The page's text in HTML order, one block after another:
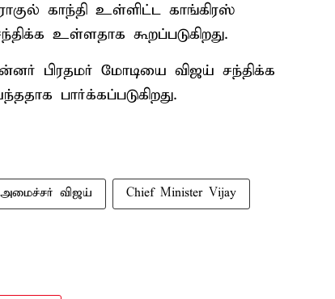
காந்தி உள்ளிட்ட காங்கிரஸ்
உள்ளதாக கூறப்படுகிறது.
பிரதமர் மோடியை விஜய் சந்திக்க
பார்க்கப்படுகிறது.
விஜய் Chief Minister Vijay